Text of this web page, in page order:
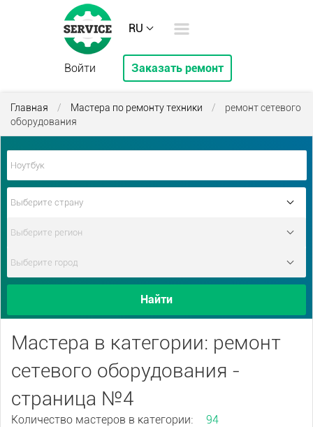
RU
Войти Заказать ремонт
Главная / Мастера по ремонту техники /
ремонт сетевого
оборудования
Найти
Мастера в категории: ремонт
сетевого оборудования -
страница №4
Количество мастеров в категории: 94